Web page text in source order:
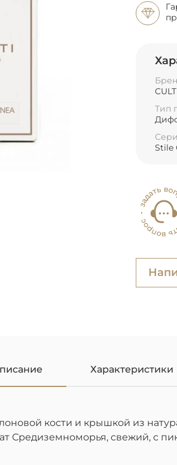
Тип
Stile
Характеристики
кости и крышкой из
Средиземноморья, свежий, с